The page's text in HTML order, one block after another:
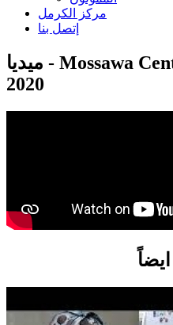
مركز الكرمل
إتصل بنا
ميديا - Mossawa Center ورشات المرافعة
2020